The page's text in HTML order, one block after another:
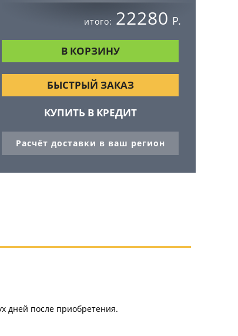
итого: 22280 Р.
БЫСТРЫЙ ЗАКАЗ
КУПИТЬ В КРЕДИТ
Расчёт доставки в ваш регион
дней после приобретения.